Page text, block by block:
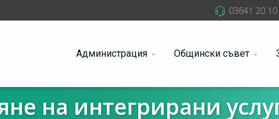
03641 20 10
Администрация Общински съвет
на интегрирани